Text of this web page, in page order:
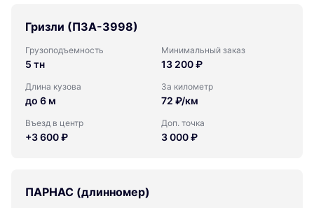
Гризли (ПЗА-3998)
Грузоподъемность
5 тн
Минимальный заказ
13 200 ₽
Длина кузова
до 6 м
За километр
72 ₽/км
Въезд в центр
+3 600 ₽
Доп. точка
3 000 ₽
ПАРНАС (длинномер)